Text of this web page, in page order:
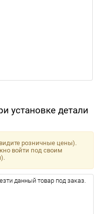
установке детали
розничные цены).
войти под своим
данный товар под заказ.